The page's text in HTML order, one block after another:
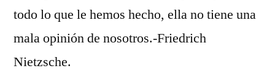
todo lo que le hemos hecho, ella no tiene una
mala opinión de nosotros.-Friedrich
Nietzsche.